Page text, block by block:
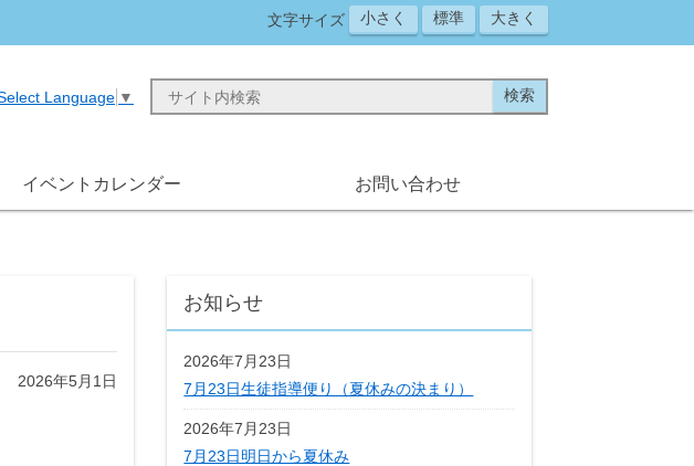
文字サイズ 小さく 標準 大きく
Language ▼
イベントカレンダー お問い合わせ
2026年5月1日
お知らせ
2026年7月23日
7月23日生徒指導便り（夏休みの決まり）
2026年7月23日
7月23日明日から夏休み